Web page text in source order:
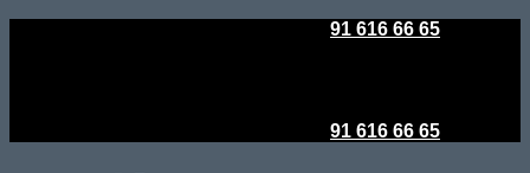
91 616 66 65
91 616 66 65